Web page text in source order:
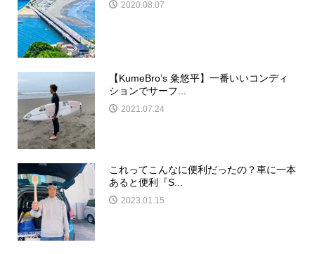
2020.08.07
【KumeBro’s 粂悠平】一番いいコンディ
ションでサーフ...
2021.07.24
これってこんなに便利だったの？車に一本
あると便利『S...
2023.01.15